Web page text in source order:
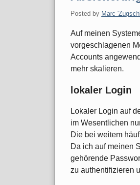
Posted by Marc
Auf meinen
vorgeschlagenen
Accounts
mehr skalieren.
lokaler Login
Lokaler Login auf
im Wesentlichen
Die bei weitem
Da ich auf meinen
gehörende
zu authentifizieren